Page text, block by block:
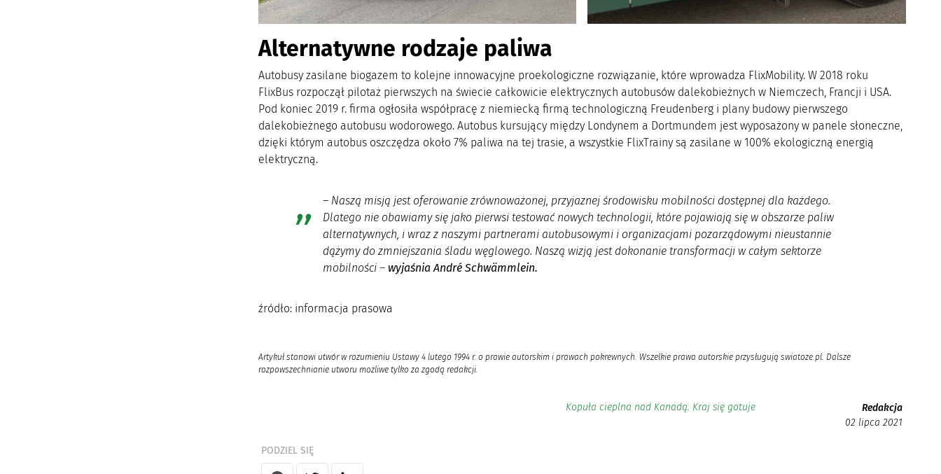
Alternatywne rodzaje paliwa
Autobusy zasilane biogazem to kolejne innowacyjne proekologiczne rozwiązanie, które wprowadza FlixMobility. W 2018 roku
FlixBus rozpoczął pilotaż pierwszych na świecie całkowicie elektrycznych autobusów dalekobieżnych w Niemczech, Francji i USA.
Pod koniec 2019 r. firma ogłosiła współpracę z niemiecką firmą technologiczną Freudenberg i plany budowy pierwszego
dalekobieżnego autobusu wodorowego. Autobus kursujący między Londynem a Dortmundem jest wyposażony w panele słoneczne,
dzięki którym autobus oszczędza około 7% paliwa na tej trasie, a wszystkie FlixTrainy są zasilane w 100% ekologiczną energią
elektryczną.
– Naszą misją jest oferowanie zrównoważonej, przyjaznej środowisku mobilności dostępnej dla każdego.
Dlatego nie obawiamy się jako pierwsi testować nowych technologii, które pojawiają się w obszarze paliw
alternatywnych, i wraz z naszymi partnerami autobusowymi i organizacjami pozarządowymi nieustannie
dążymy do zmniejszania śladu węglowego. Naszą wizją jest dokonanie transformacji w całym sektorze
mobilności – wyjaśnia André Schwämmlein.
źródło: informacja prasowa
Artykuł stanowi utwór w rozumieniu Ustawy 4 lutego 1994 r. o prawie autorskim i prawach pokrewnych. Wszelkie prawa autorskie przysługują swiatoze.pl. Dalsze
rozpowszechnianie utworu możliwe tylko za zgodą redakcji.
Kopuła cieplna nad Kanadą. Kraj się gotuje
Redakcja
02 lipca 2021
PODZIEL SIĘ